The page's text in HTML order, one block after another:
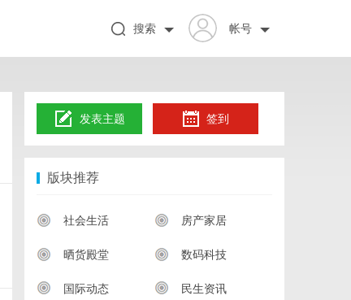
帐号
搜索
发表主题 签到
版块推荐
社会生活 房产家居
晒货殿堂 数码科技
国际动态 民生资讯